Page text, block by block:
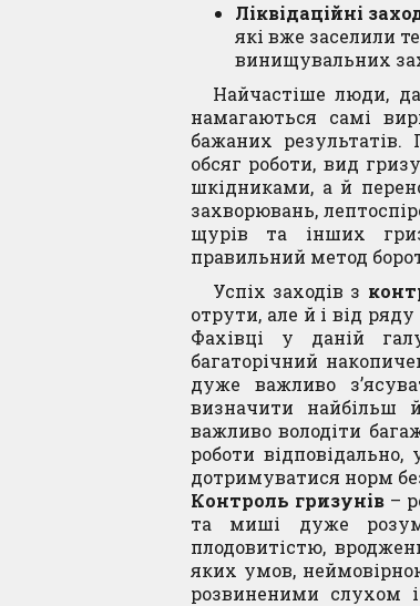
Ліквідаційні
які вже заселили
винищувальних
Найчастіше люди,
намагаються самі
бажаних
обсяг роботи, вид
шкідниками, а й
захворювань,
щурів та інших
правильний метод
Успіх заходів з
отрути, але й і від
Фахівці у даній
багаторічний
дуже важливо
визначити найбільш
важливо володіти
роботи
дотримуватися норм
Контроль гризунів–
та миші дуже
плодовитістю,
яких умов,
розвиненими слухом